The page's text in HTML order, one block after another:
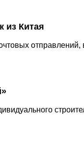
из Китая
отправлений,